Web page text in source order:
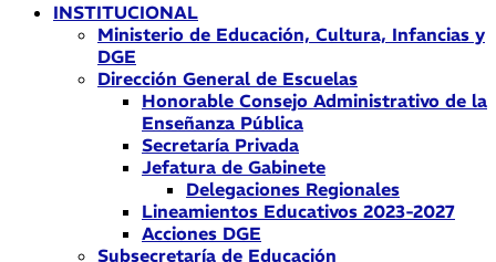
INSTITUCIONAL
Ministerio de Educación, Cultura, Infancias y
DGE
Dirección General de Escuelas
Honorable Consejo Administrativo de la
Enseñanza Pública
Secretaría Privada
Jefatura de Gabinete
Delegaciones Regionales
Lineamientos Educativos 2023-2027
Acciones DGE
Subsecretaría de Educación